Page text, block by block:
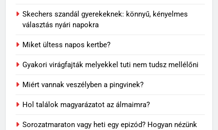
Skechers szandál gyerekeknek: könnyű, kényelmes
választás nyári napokra
Miket ültess napos kertbe?
Gyakori virágfajták melyekkel tuti nem tudsz mellélőni
Miért vannak veszélyben a pingvinek?
Hol találok magyarázatot az álmaimra?
Sorozatmaraton vagy heti egy epizód? Hogyan nézünk
5
válassz helyet a látványos